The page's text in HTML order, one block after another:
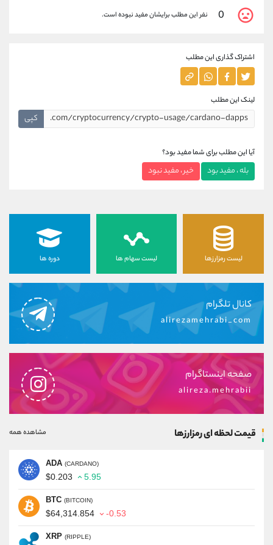
0
نفر این مطلب برایشان مفید نبوده است.
اشتراک گذاری این مطلب
لینک این مطلب
کپی
آیا این مطلب برای شما مفید بود؟
بله ، مفید بود خیر ، مفید نبود
لیست رمزارزها لیست سهام ها دوره ها
کانال تلگرام
alirezamehrabi_com
صفحه اینستاگرام
alireza.mehrabii
قیمت لحظه ای رمزارزها مشاهده همه
ADA (CARDANO)
$0.203 5.95
BTC (BITCOIN)
$64,314.854 -0.53
XRP (RIPPLE)